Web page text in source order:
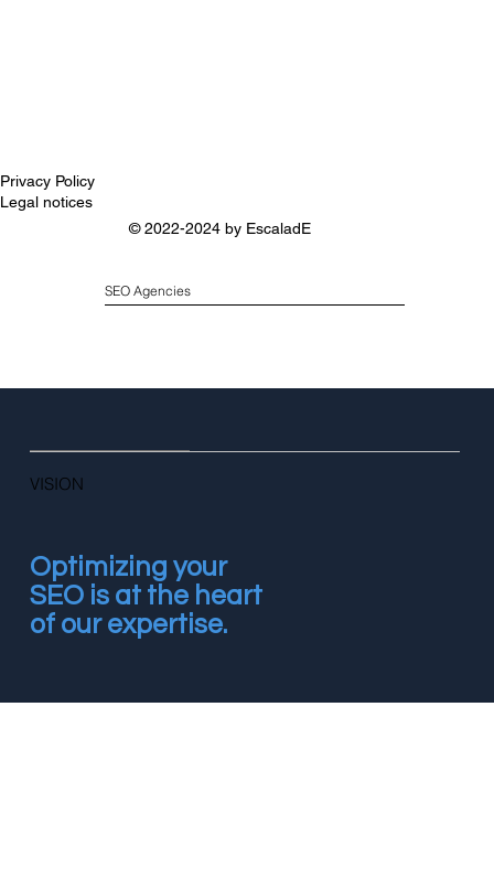
VISION
Optimizing your
SEO is at the heart
of our expertise.
Privacy Policy
Legal notices
© 2022-2024 by EscaladE
SEO Agencies